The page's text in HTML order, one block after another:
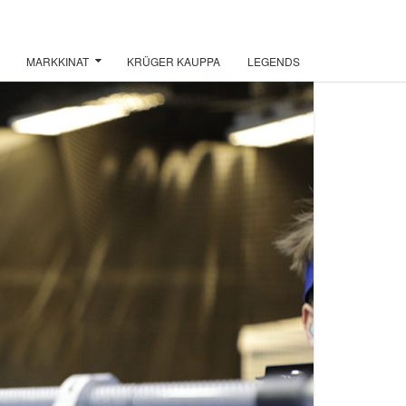
MARKKINAT KRÜGER KAUPPA LEGENDS